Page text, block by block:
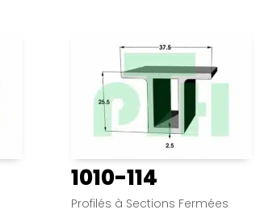
1010-114
Profilés à Sections Fermées